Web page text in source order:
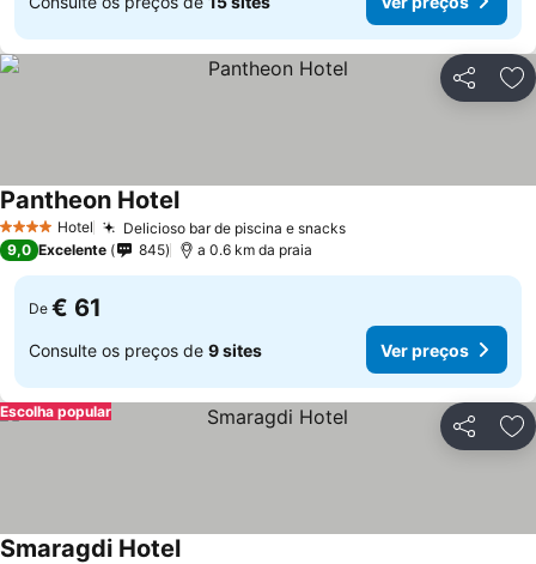
Partilhar
4 EstrelasHotel Delicioso bar de piscina e snacks
Pantheon Hotel
9,0 Excelente 845 a 0.6 km da praia
De € 61
Consulte os preços de 9 sites Ver preços
Partilhar
Escolha popular
Smaragdi Hotel